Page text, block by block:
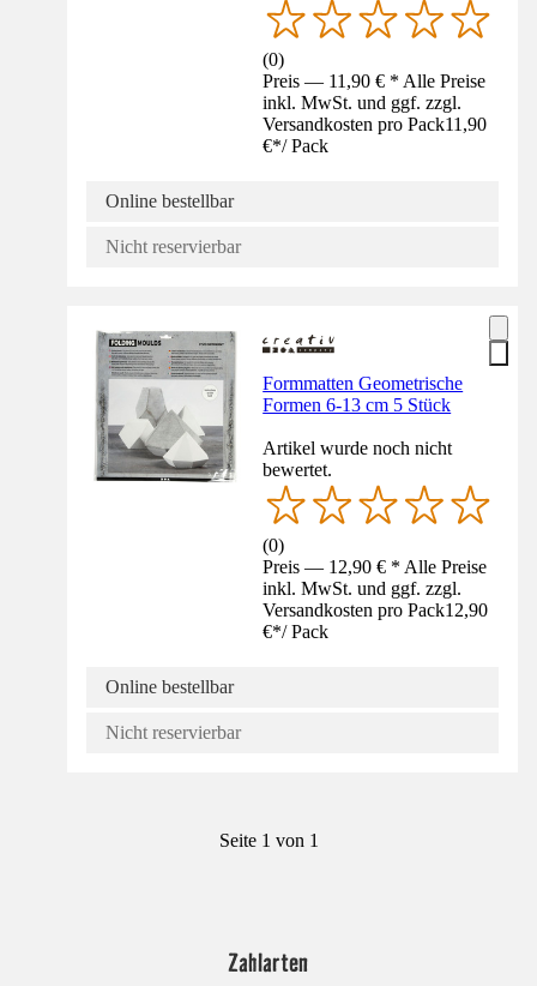
(0)
Preis — 11,90 € * Alle Preise
inkl. MwSt. und ggf. zzgl.
Versandkosten pro Pack11,90
€*/ Pack
Online bestellbar
Nicht reservierbar
Formmatten Geometrische
Formen 6-13 cm 5 Stück
Artikel wurde noch nicht
bewertet.
(0)
Preis — 12,90 € * Alle Preise
inkl. MwSt. und ggf. zzgl.
Versandkosten pro Pack12,90
€*/ Pack
Online bestellbar
Nicht reservierbar
Seite 1 von 1
Zahlarten